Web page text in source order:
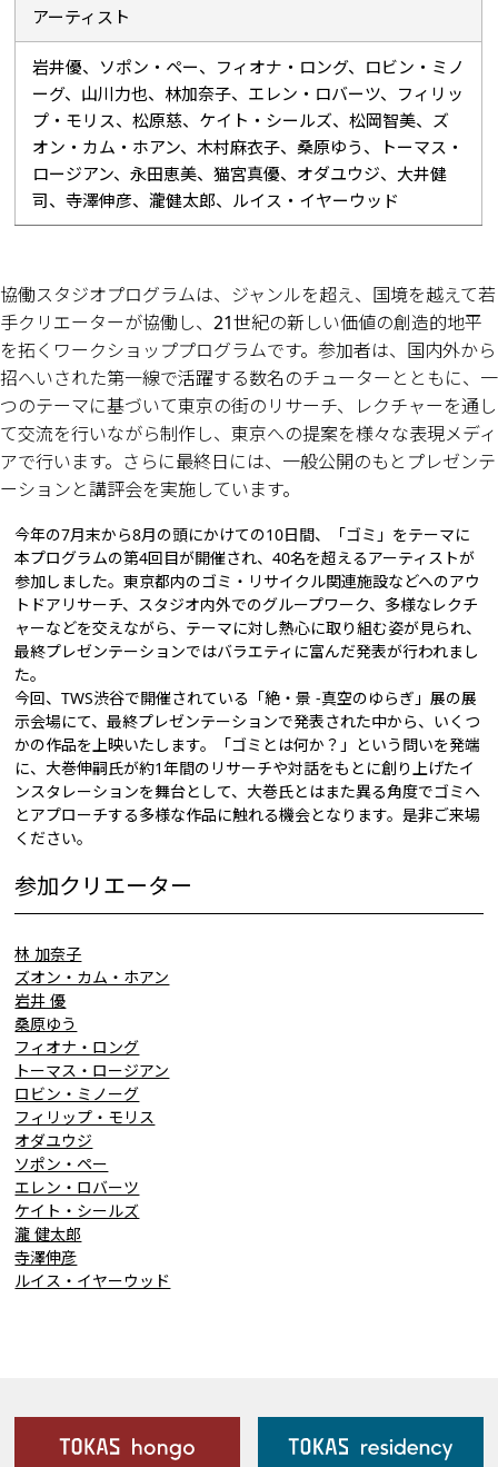
アーティスト
岩井優、ソポン・ペー、フィオナ・ロング、ロビン・ミノ
ーグ、山川力也、林加奈子、エレン・ロバーツ、フィリッ
プ・モリス、松原慈、ケイト・シールズ、松岡智美、ズ
オン・カム・ホアン、木村麻衣子、桑原ゆう、トーマス・
ロージアン、永田恵美、猫宮真優、オダユウジ、大井健
司、寺澤伸彦、瀧健太郎、ルイス・イヤーウッド
協働スタジオプログラムは、ジャンルを超え、国境を越えて若
手クリエーターが協働し、21世紀の新しい価値の創造的地平
を拓くワークショッププログラムです。参加者は、国内外から
招へいされた第一線で活躍する数名のチューターとともに、一
つのテーマに基づいて東京の街のリサーチ、レクチャーを通し
て交流を行いながら制作し、東京への提案を様々な表現メディ
アで行います。さらに最終日には、一般公開のもとプレゼンテ
ーションと講評会を実施しています。
今年の7月末から8月の頭にかけての10日間、「ゴミ」をテーマに
本プログラムの第4回目が開催され、40名を超えるアーティストが
参加しました。東京都内のゴミ・リサイクル関連施設などへのアウ
トドアリサーチ、スタジオ内外でのグループワーク、多様なレクチ
ャーなどを交えながら、テーマに対し熱心に取り組む姿が見られ、
最終プレゼンテーションではバラエティに富んだ発表が行われまし
た。
今回、TWS渋谷で開催されている「絶・景 -真空のゆらぎ」展の展
示会場にて、最終プレゼンテーションで発表された中から、いくつ
かの作品を上映いたします。「ゴミとは何か？」という問いを発端
に、大巻伸嗣氏が約1年間のリサーチや対話をもとに創り上げたイ
ンスタレーションを舞台として、大巻氏とはまた異る角度でゴミへ
とアプローチする多様な作品に触れる機会となります。是非ご来場
ください。
参加クリエーター
林 加奈子
ズオン・カム・ホアン
岩井 優
桑原ゆう
フィオナ・ロング
トーマス・ロージアン
ロビン・ミノーグ
フィリップ・モリス
オダユウジ
ソポン・ペー
エレン・ロバーツ
ケイト・シールズ
瀧 健太郎
寺澤伸彦
ルイス・イヤーウッド
施設案内